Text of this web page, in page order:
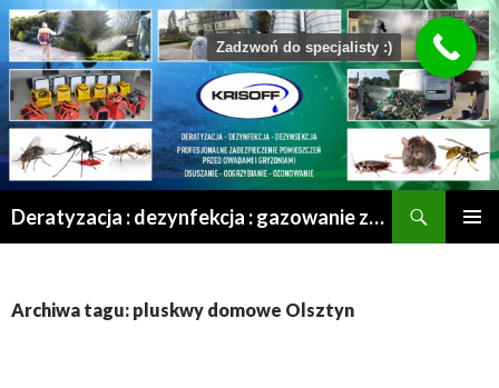
Deratyzacja : dezynfekcja : gazowanie zboża : odgrzybianie : odkomarzanie : osuszanie po zalaniu | Mrągowo – Olsztyn – Szczytno – Ełk – Przasnysz – Grajewo
Archiwa tagu: pluskwy domowe Olsztyn
Zadzwoń do specjalisty :)